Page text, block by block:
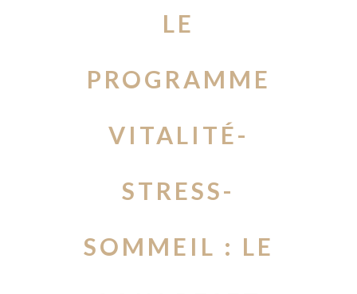
LE
PROGRAMME
VITALITÉ-
STRESS-
SOMMEIL : LE